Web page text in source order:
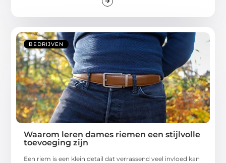
BEDRIJVEN
Waarom leren dames riemen een stijlvolle
toevoeging zijn
Een riem is een klein detail dat verrassend veel invloed kan